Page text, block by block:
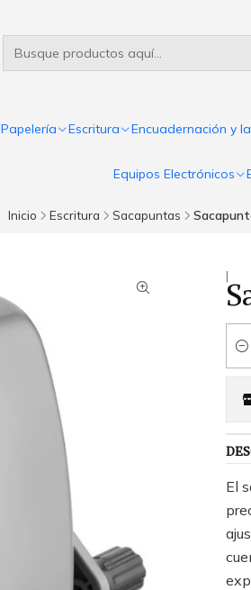
Papelería Escritura Encuadernación y
Equipos Electrónicos
Inicio Escritura Sacapuntas
|
El